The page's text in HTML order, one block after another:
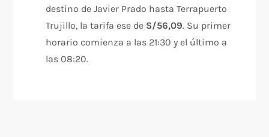
destino de Javier Prado hasta Terrapuerto
Trujillo, la tarifa ese de S/56,09. Su primer
horario comienza a las 21:30 y el último a
las 08:20.